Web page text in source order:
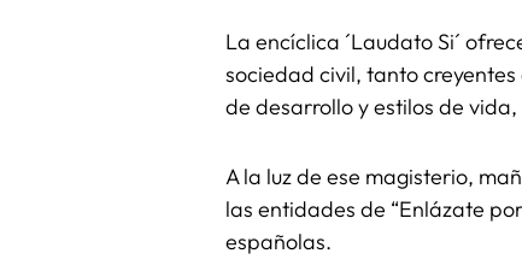
La encíclica ´Laudato Si´
sociedad civil, tanto
de desarrollo y estilos de
A la luz de ese magisterio,
las entidades de “Enlázate
españolas.